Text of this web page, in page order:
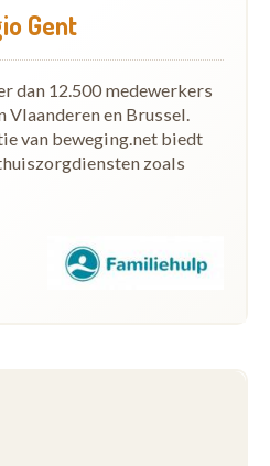
Gent
dan 12.500 medewerkers
en Brussel.
van beweging.net biedt
zoals